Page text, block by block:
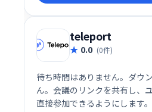
teleport
0.0 (0件)
待ち時間はありません。ダウ
ん。会議のリンクを共有し、
直接参加できるようにします。